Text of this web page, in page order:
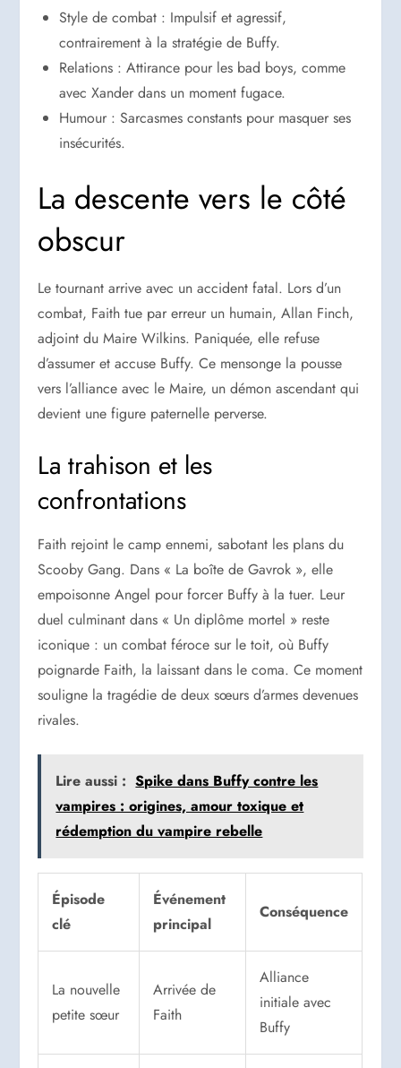
Style de combat : Impulsif et agressif,
contrairement à la stratégie de Buffy.
Relations : Attirance pour les bad boys, comme
avec Xander dans un moment fugace.
Humour : Sarcasmes constants pour masquer ses
insécurités.
La descente vers le côté
obscur
Le tournant arrive avec un accident fatal. Lors d’un
combat, Faith tue par erreur un humain, Allan Finch,
adjoint du Maire Wilkins. Paniquée, elle refuse
d’assumer et accuse Buffy. Ce mensonge la pousse
vers l’alliance avec le Maire, un démon ascendant qui
devient une figure paternelle perverse.
La trahison et les
confrontations
Faith rejoint le camp ennemi, sabotant les plans du
Scooby Gang. Dans « La boîte de Gavrok », elle
empoisonne Angel pour forcer Buffy à la tuer. Leur
duel culminant dans « Un diplôme mortel » reste
iconique : un combat féroce sur le toit, où Buffy
poignarde Faith, la laissant dans le coma. Ce moment
souligne la tragédie de deux sœurs d’armes devenues
rivales.
Lire aussi : Spike dans Buffy contre les
vampires : origines, amour toxique et
rédemption du vampire rebelle
Épisode
clé
Événement
principal
Conséquence
La nouvelle
petite sœur
Arrivée de
Faith
Alliance
initiale avec
Buffy